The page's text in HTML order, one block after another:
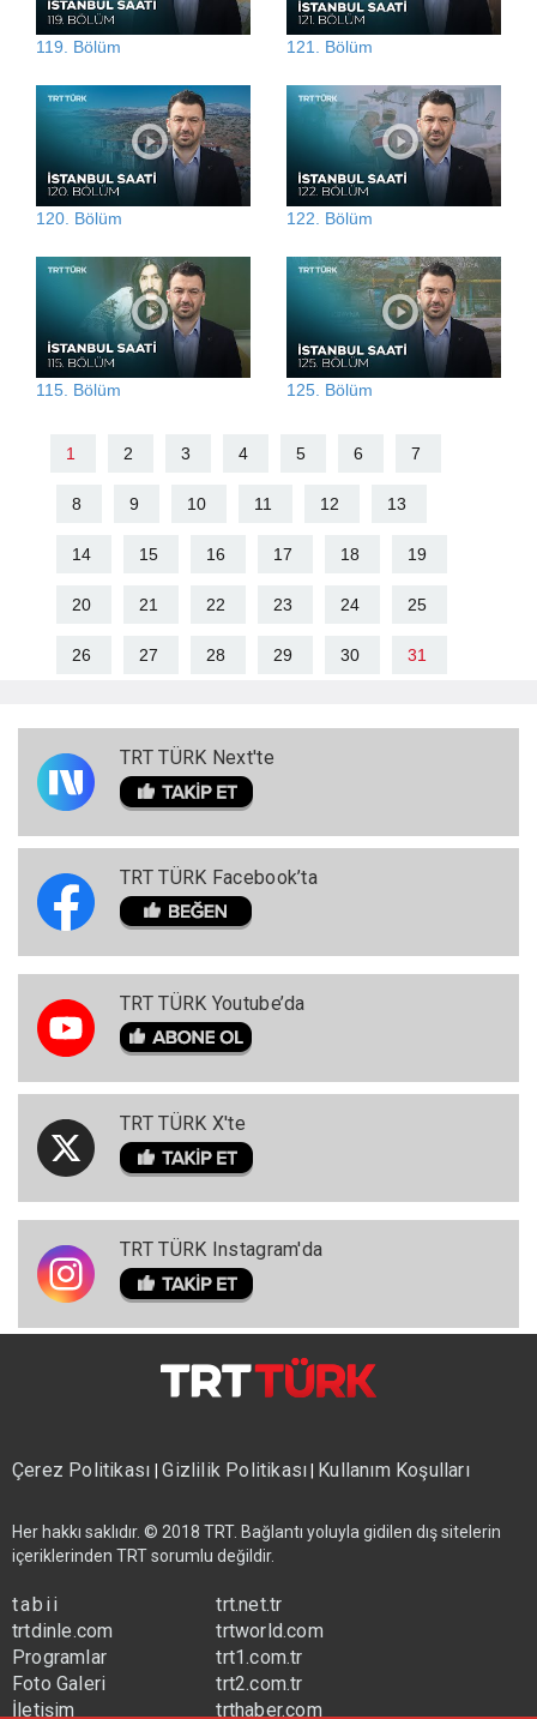
119. Bölüm 121. Bölüm
120. Bölüm 122. Bölüm
115. Bölüm 125. Bölüm
1 2 3 4 5 6 7
8 9 10 11 12 13
14 15 16 17 18 19
20 21 22 23 24 25
26 27 28 29 30 31
TRT TÜRK Next'te
TRT TÜRK Facebook’ta
TRT TÜRK Youtube’da
TRT TÜRK X'te
TRT TÜRK Instagram'da
Çerez Politikası|Gizlilik Politikası| Kullanım Koşulları
Her hakkı saklıdır. © 2018 TRT. Bağlantı yoluyla gidilen dış sitelerin
içeriklerinden TRT sorumlu değildir.
tabii
trtdinle.com
Programlar
Foto Galeri
İletişim
trt.net.tr
trtworld.com
trt1.com.tr
trt2.com.tr
trthaber.com